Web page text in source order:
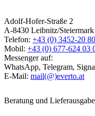
Adolf-Hofer-Straße 2
A-8430 Leibnitz/Steiermark
Telefon: +43 (0) 3452-20
Mobil: +43 (0) 677-624 03
Messenger auf:
WhatsApp, Telegram,
E-Mail: mail(@)everto.at
Beratung und